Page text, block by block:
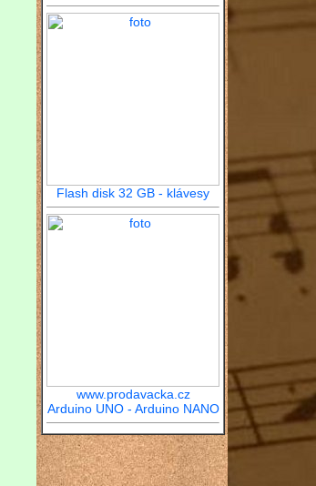
Flash disk 32 GB - klávesy
www.prodavacka.cz
Arduino UNO - Arduino NANO